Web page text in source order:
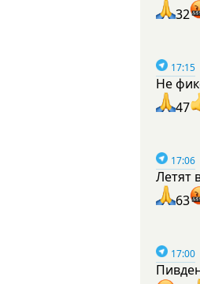
32
17:15
Не
47
17:06
Летят
63
17:00